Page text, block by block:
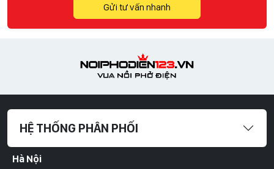
Gửi tư vấn nhanh
HỆ THỐNG PHÂN PHỐI
Hà Nội